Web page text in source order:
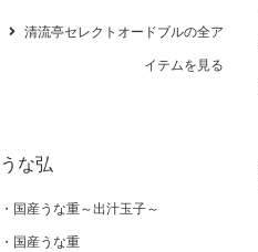
清流亭セレクトオードブルの全ア
イテムを見る
うな弘
国産うな重～出汁玉子～
国産うな重